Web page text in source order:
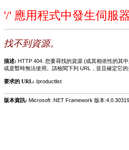
'/' 應用程式中發生伺服器
找不到資源。
描述: HTTP 404. 您要尋找的資源 (或其相依性的其
或是暫時無法使用。請檢閱下列 URL，並且確定它的
要求的 URL: /productlist
版本資訊: Microsoft .NET Framework 版本